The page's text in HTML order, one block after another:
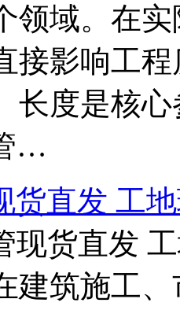
领域。在
接影响工
长度是核
…
货直发 工
现货直发
建筑施工